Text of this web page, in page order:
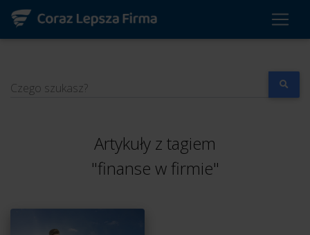
Czego szukasz?
Artykuły z tagiem
"finanse w firmie"